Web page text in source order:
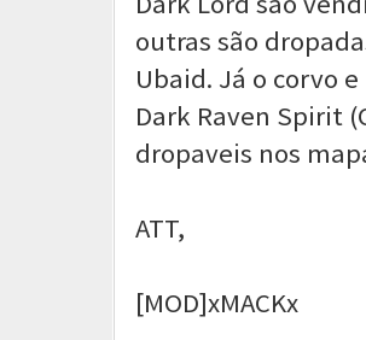
outras são
Ubaid. Já o corvo
Dark Raven Spirit
dropaveis nos
ATT,
[MOD]xMACKx